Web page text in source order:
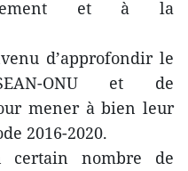
et à la
d’approfondir le
ONU et de
mener à bien leur
2016-2020.
certain nombre de